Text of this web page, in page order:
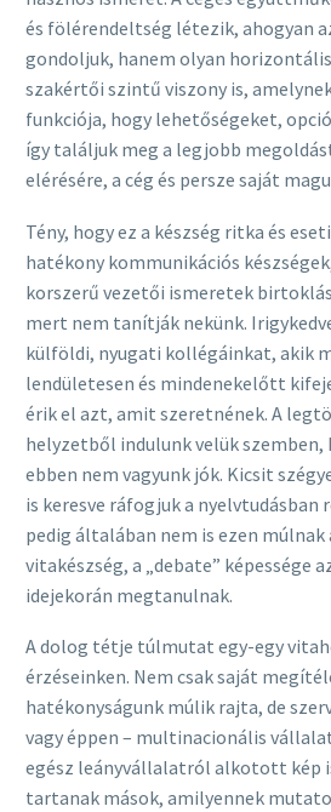
és fölérendeltség létezik, ahogyan
gondoljuk, hanem olyan
szakértői szintű viszony is,
funkciója, hogy lehetőségeket,
így találjuk meg a legjobb
elérésére, a cég és persze saját
Tény, hogy ez a készség ritka és
hatékony kommunikációs
korszerű vezetői ismeretek
mert nem tanítják nekünk.
külföldi, nyugati kollégáinkat, akik
lendületesen és mindenekelőtt
érik el azt, amit szeretnének. A
helyzetből indulunk velük szemben,
ebben nem vagyunk jók. Kicsit
is keresve ráfogjuk a nyelvtudásban
pedig általában nem is ezen múlnak
vitakészség, a „debate” képessége
idejekorán megtanulnak.
A dolog tétje túlmutat egy-egy
érzéseinken. Nem csak saját
hatékonyságunk múlik rajta, de
vagy éppen – multinacionális
egész leányvállalatról alkotott kép
tartanak mások, amilyennek